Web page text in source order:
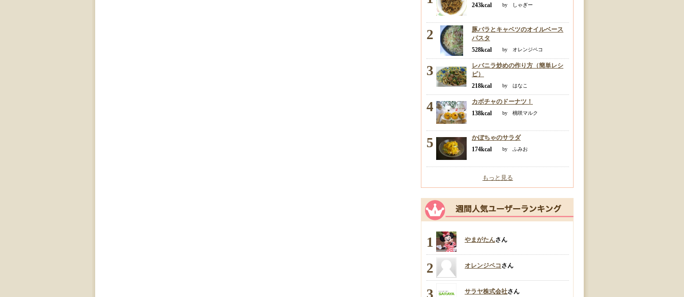
243kcal
by しゃぎー
2
豚バラとキャベツのオイルベース
パスタ
528kcal
by オレンジペコ
3
レバニラ炒めの作り方（簡単レシ
ピ）
218kcal
by はなこ
4
カボチャのドーナツ！
138kcal
by 桃咲マルク
5
かぼちゃのサラダ
174kcal
by ふみお
もっと見る
1 やまがたんさん
2 オレンジペコさん
3 サラヤ株式会社さん